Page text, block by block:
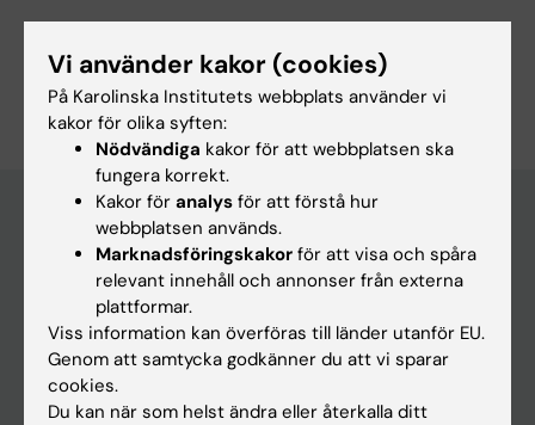
Är du Qingyue Wang?
Redigera din profil
Huvudmeny
Utbildning
Forskarutbildning
Forskning
Om KI
Vi använder kakor (cookies)
På Karolinska Institutets webbplats använder vi
kakor för olika syften:
Nödvändiga kakor för att webbplatsen ska
fungera korrekt.
Kakor för analys för att förstå hur
webbplatsen används.
Marknadsföringskakor för att visa och spåra
relevant innehåll och annonser från externa
plattformar.
Viss information kan överföras till länder utanför EU.
Genom att samtycka godkänner du att vi sparar
cookies.
Du kan när som helst ändra eller återkalla ditt